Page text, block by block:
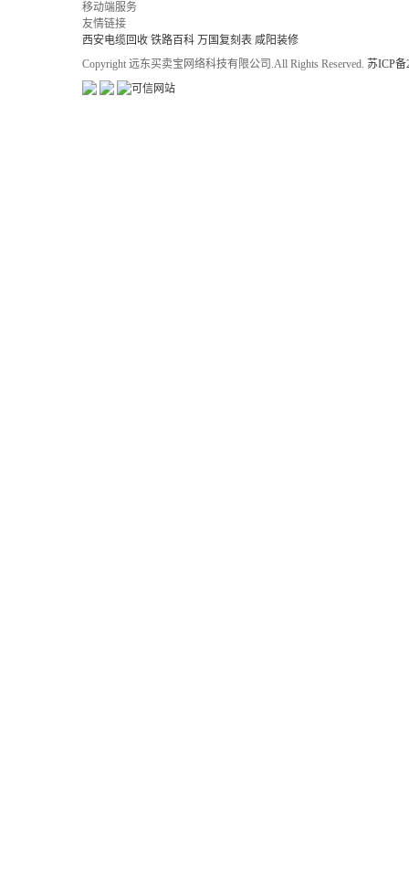
移动端服务
友情链接
西安电缆回收 铁路百科 万国复刻表 咸阳装修
Copyright 远东买卖宝网络科技有限公司.All Rights Reserved. 苏ICP备